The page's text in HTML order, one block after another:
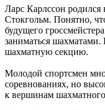
Ларс Карлссон родился
Стокгольм. Понятно,
будущего
заниматься шахматами.
шахматную секцию.
Молодой спортсмен
соревнованиях, но
к вершинам